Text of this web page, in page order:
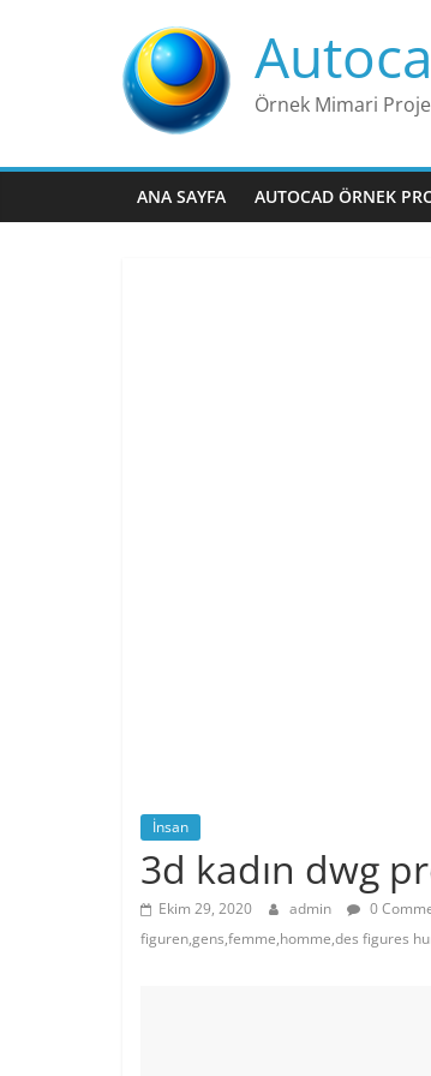
Örnek Mimari
ANA SAYFA AUTOCAD ÖRNEK
İnsan
3d kadın dwg
Ekim 29, 2020 admin 0
figuren,gens,femme,homme,des figures